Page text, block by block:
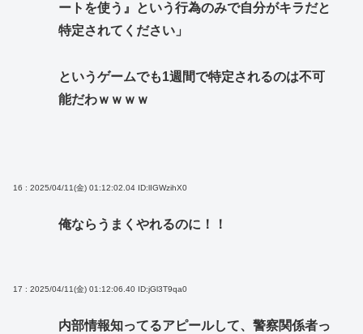
ートを使う』という行為のみで自分がキラだと
特定されてください」
というゲームでも1週間で特定されるのは不可
能だわｗｗｗｗ
16 : 2025/04/11(金) 01:12:02.04 ID:lIGWzihX0
俺ならうまくやれるのに！！
17 : 2025/04/11(金) 01:12:06.40 ID:jGl3T9qa0
内部情報知ってるアピールして、警察関係者っ